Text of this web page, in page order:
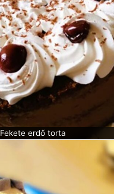
Fekete erdő torta